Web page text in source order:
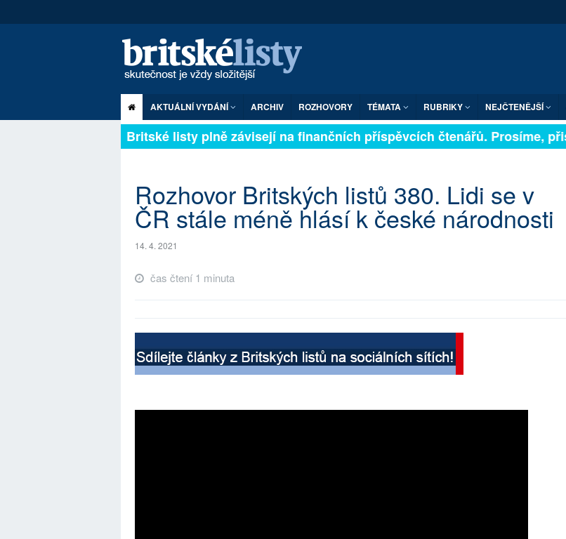
AKTUÁLNÍ VYDÁNÍ ARCHIV ROZHOVORY TÉMATA RUBRIKY NEJČTENĚJŠÍ
Britské listy plně závisejí na finančních příspěvcích čtenářů. Prosíme,
Rozhovor Britských listů 380. Lidi se v
ČR stále méně hlásí k české národnosti
14. 4. 2021
čas čtení 1 minuta